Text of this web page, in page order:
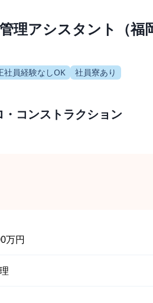
管理アシスタント（福
社員経験なしOK
社員寮あり
コンストラクション
万円